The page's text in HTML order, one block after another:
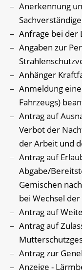
Anerkennung
Anfrage bei der
Angaben zur
Anhänger
Anmeldung
Fahrzeugs)
Antrag auf
Verbot der
der Arbeit und
Antrag auf
Abgabe/
Gemischen
bei Wechsel
Antrag auf
Antrag auf
Antrag zur
Anzeige -